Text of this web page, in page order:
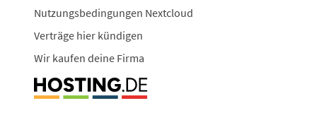
Nutzungsbedingungen Nextcloud
Verträge hier kündigen
Wir kaufen deine Firma